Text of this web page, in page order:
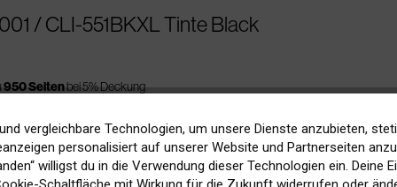
/ CLI-551BKXL Tinte Black
950 Seitenbei 5% Deckung
vergleichbare Technologien, um unsere Dienste anzubieten,
personalisiert auf unserer Website und Partnerseiten
willigst du in die Verwendung dieser Technologien ein. Deine